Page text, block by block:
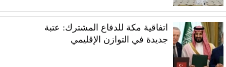
اتفاقية مكة للدفاع المشترك: عتبة
جديدة في التوازن الإقليمي